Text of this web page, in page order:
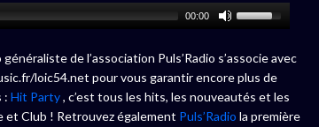
00:00
de l’association Puls’Radio s’associe avec
loic54.net pour vous garantir encore plus de
: Hit Party, c’est tous les hits, les nouveautés et les
et Club ! Retrouvez également Puls’Radio la première